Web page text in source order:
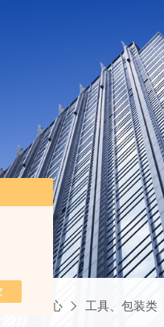
产品中心 工具、包装类